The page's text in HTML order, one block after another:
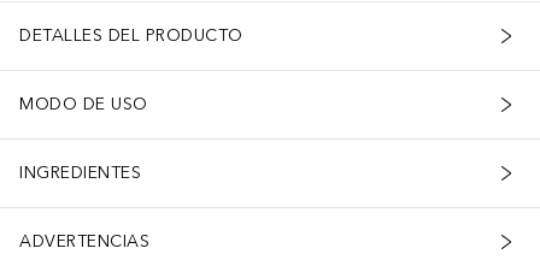
DETALLES DEL PRODUCTO
MODO DE USO
INGREDIENTES
ADVERTENCIAS